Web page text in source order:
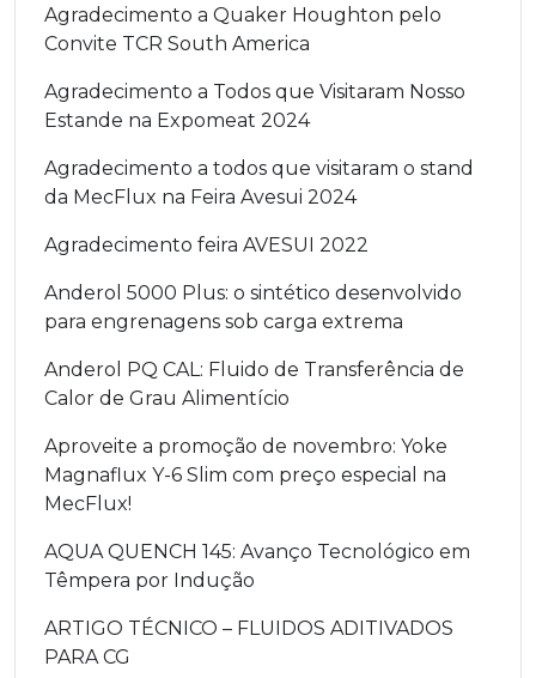
Agradecimento a Quaker Houghton pelo
Convite TCR South America
Agradecimento a Todos que Visitaram Nosso
Estande na Expomeat 2024
Agradecimento a todos que visitaram o stand
da MecFlux na Feira Avesui 2024
Agradecimento feira AVESUI 2022
Anderol 5000 Plus: o sintético desenvolvido
para engrenagens sob carga extrema
Anderol PQ CAL: Fluido de Transferência de
Calor de Grau Alimentício
Aproveite a promoção de novembro: Yoke
Magnaflux Y-6 Slim com preço especial na
MecFlux!
AQUA QUENCH 145: Avanço Tecnológico em
Têmpera por Indução
ARTIGO TÉCNICO – FLUIDOS ADITIVADOS
PARA CG